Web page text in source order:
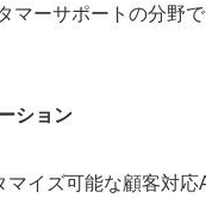
マーサポートの分野
ション
マイズ可能な顧客対応